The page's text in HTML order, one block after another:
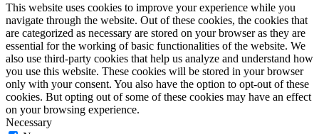
This website uses cookies to improve your experience while you
navigate through the website. Out of these cookies, the cookies that
are categorized as necessary are stored on your browser as they are
essential for the working of basic functionalities of the website. We
also use third-party cookies that help us analyze and understand how
you use this website. These cookies will be stored in your browser
only with your consent. You also have the option to opt-out of these
cookies. But opting out of some of these cookies may have an effect
on your browsing experience.
Necessary